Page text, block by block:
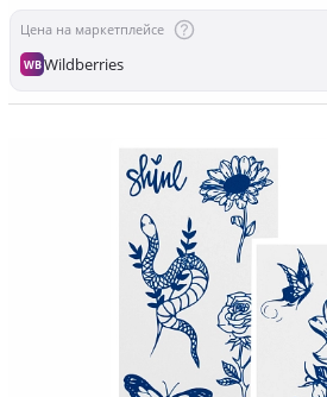
Цена на маркетплейсе
WBWildberries